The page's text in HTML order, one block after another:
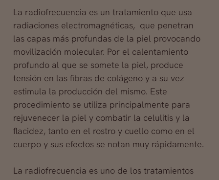
La radiofrecuencia es un tratamiento que usa
radiaciones electromagnéticas, que penetran
las capas más profundas de la piel provocando
movilización molecular. Por el calentamiento
profundo al que se somete la piel, produce
tensión en las fibras de colágeno y a su vez
estimula la producción del mismo. Este
procedimiento se utiliza principalmente para
rejuvenecer la piel y combatir la celulitis y la
flacidez, tanto en el rostro y cuello como en el
cuerpo y sus efectos se notan muy rápidamente.
La radiofrecuencia es uno de los tratamientos